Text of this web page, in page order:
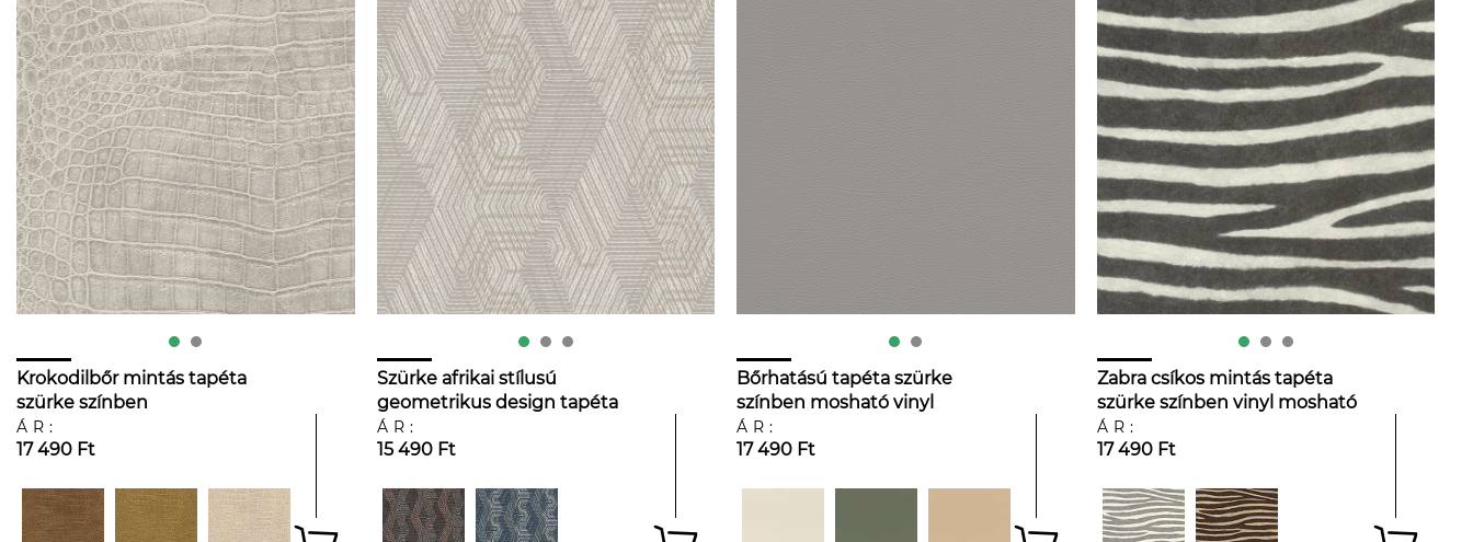
Krokodilbőr mintás tapéta
szürke színben
ÁR:
17 490 Ft
Szürke afrikai stílusú
geometrikus design tapéta
ÁR:
15 490 Ft
Bőrhatású tapéta szürke
színben mosható vinyl
ÁR:
17 490 Ft
Zabra csíkos mintás tapéta
szürke színben vinyl mosható
ÁR:
17 490 Ft